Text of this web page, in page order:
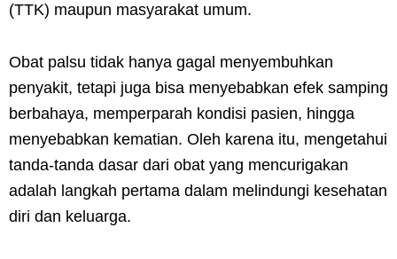
(TTK) maupun masyarakat umum.
Obat palsu tidak hanya gagal menyembuhkan
penyakit, tetapi juga bisa menyebabkan efek samping
berbahaya, memperparah kondisi pasien, hingga
menyebabkan kematian. Oleh karena itu, mengetahui
tanda-tanda dasar dari obat yang mencurigakan
adalah langkah pertama dalam melindungi kesehatan
diri dan keluarga.